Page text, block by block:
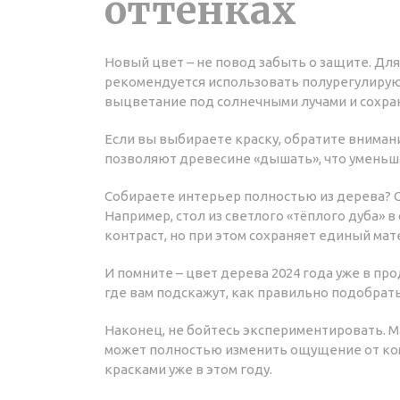
оттенках
Новый цвет – не повод забыть о защите.
рекомендуется использовать
выцветание под солнечными лучами и
Если вы выбираете краску, обратите
позволяют древесине «дышать», что
Собираете интерьер полностью из дерева?
Например, стол из светлого «тёплого дуба»
контраст, но при этом сохраняет единый
И помните – цвет дерева 2024 года уже в
где вам подскажут, как правильно
Наконец, не бойтесь экспериментировать.
может полностью изменить ощущение от
красками уже в этом году.